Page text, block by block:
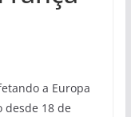
a Europa
desde 18 de